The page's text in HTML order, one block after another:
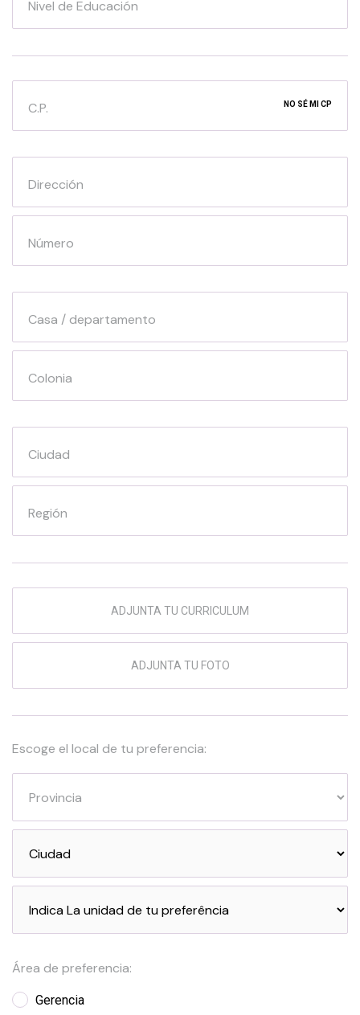
Nivel de Educación
C.P. NO SÉ MI CP
Dirección
Número
Casa / departamento
Colonia
Ciudad
Región
ADJUNTA TU CURRICULUM
ADJUNTA TU FOTO
Escoge el local de tu preferencia:
Área de preferencia:
Gerencia